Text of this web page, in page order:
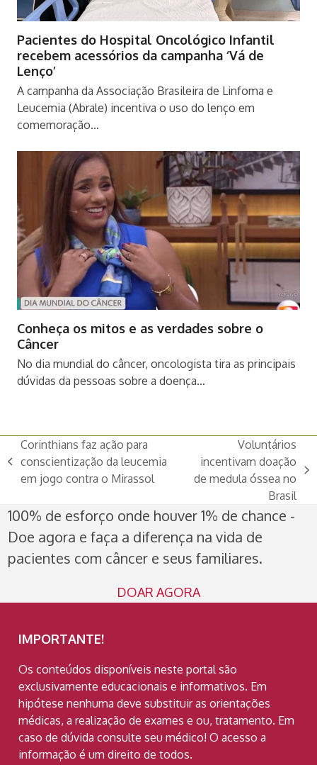
Pacientes do Hospital Oncológico Infantil
recebem acessórios da campanha ‘Vá de
Lenço’
A campanha da Associação Brasileira de Linfoma e
Leucemia (Abrale) incentiva o uso do lenço em
comemoração…
Conheça os mitos e as verdades sobre o
Câncer
No dia mundial do câncer, oncologista tira as principais
dúvidas da pessoas sobre a doença…
previous
post:
Corinthians faz ação para
conscientização da leucemia
em jogo contra o Mirassol
next
Voluntários
incentivam doação
de medula óssea no
Brasil
100% de esforço onde houver 1% de chance -
Doe agora e faça a diferença na vida de
pacientes com câncer e seus familiares.
DOAR AGORA
IMPORTANTE!
Os conteúdos disponíveis neste portal são
exclusivamente educacionais e informativos. Em
hipótese nenhuma deve substituir as orientações
médicas, a realização de exames e ou, tratamento. Em
caso de dúvida consulte seu médico! O acesso a
informação é um direito de todos.